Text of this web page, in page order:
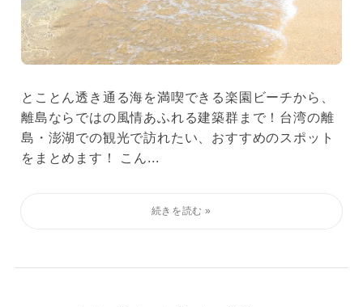
とことん透き通る海を満喫できる楽園ビーチから、
離島ならではの風情あふれる建築群まで！台湾の離
島・澎湖での観光で訪れたい、おすすめのスポット
をまとめます！ こん...